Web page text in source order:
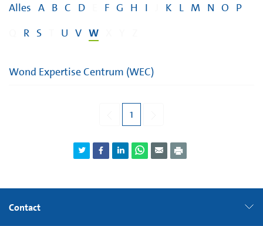
Alles A B C D F G H I K L M N O P
R S U V W
Wond Expertise Centrum (WEC)
1
Contact